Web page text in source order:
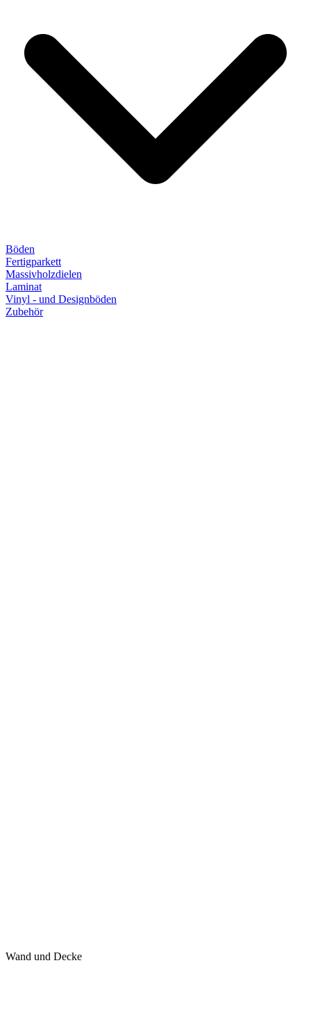
Böden
Fertigparkett
Massivholzdielen
Laminat
Vinyl - und Designböden
Zubehör
Wand und Decke